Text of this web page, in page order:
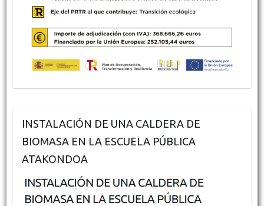
INSTALACIÓN DE UNA CALDERA DE
BIOMASA EN LA ESCUELA PÚBLICA
ATAKONDOA